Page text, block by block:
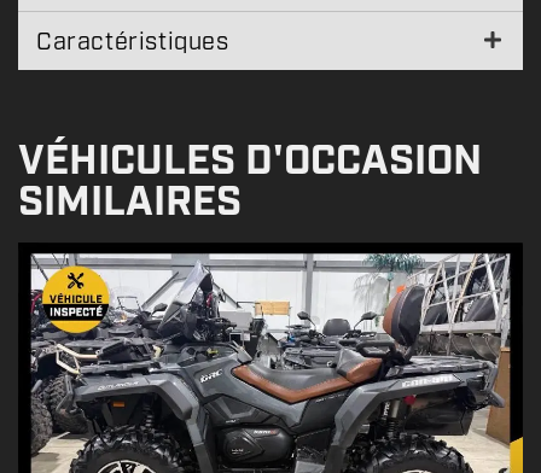
Caractéristiques
VÉHICULES D'OCCASION
SIMILAIRES